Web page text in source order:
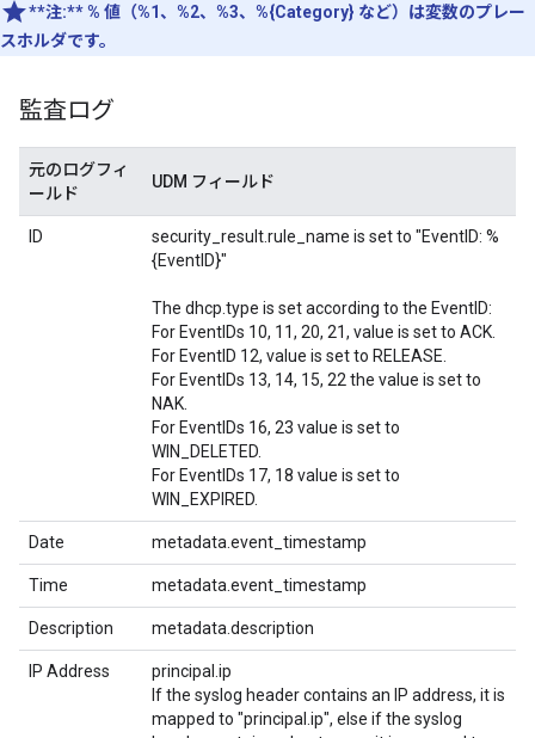
**注:**% 値（%1、%2、%3、%{Category} など）は変数のプレー
スホルダです。
監査ログ
元のログフィ
ールド
UDM フィールド
ID
security_result.rule_name is set to "EventID: %
{EventID}"
The dhcp.type is set according to the EventID:
For EventIDs 10, 11, 20, 21, value is set to ACK.
For EventID 12, value is set to RELEASE.
For EventIDs 13, 14, 15, 22 the value is set to
NAK.
For EventIDs 16, 23 value is set to
WIN_DELETED.
For EventIDs 17, 18 value is set to
WIN_EXPIRED.
Date metadata.event_timestamp
Time metadata.event_timestamp
Description metadata.description
IP Address
principal.ip
If the syslog header contains an IP address, it is
mapped to "principal.ip", else if the syslog